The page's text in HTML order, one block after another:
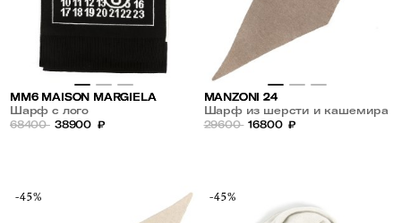
MM6 MAISON MARGIELA
Шарф с лого
68400 38900 ₽
MANZONI 24
Шарф из шерсти и кашемира
29600 16800 ₽
-45% -45%